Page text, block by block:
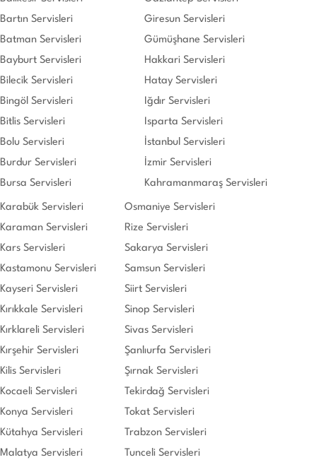
Bartın Servisleri
Batman Servisleri
Bayburt Servisleri
Bilecik Servisleri
Bingöl Servisleri
Bitlis Servisleri
Bolu Servisleri
Burdur Servisleri
Bursa Servisleri
Giresun Servisleri
Gümüşhane Servisleri
Hakkari Servisleri
Hatay Servisleri
Iğdır Servisleri
Isparta Servisleri
İstanbul Servisleri
İzmir Servisleri
Kahramanmaraş Servisleri
Karabük Servisleri
Karaman Servisleri
Kars Servisleri
Kastamonu Servisleri
Kayseri Servisleri
Kırıkkale Servisleri
Kırklareli Servisleri
Kırşehir Servisleri
Kilis Servisleri
Kocaeli Servisleri
Konya Servisleri
Kütahya Servisleri
Malatya Servisleri
Osmaniye Servisleri
Rize Servisleri
Sakarya Servisleri
Samsun Servisleri
Siirt Servisleri
Sinop Servisleri
Sivas Servisleri
Şanlıurfa Servisleri
Şırnak Servisleri
Tekirdağ Servisleri
Tokat Servisleri
Trabzon Servisleri
Tunceli Servisleri